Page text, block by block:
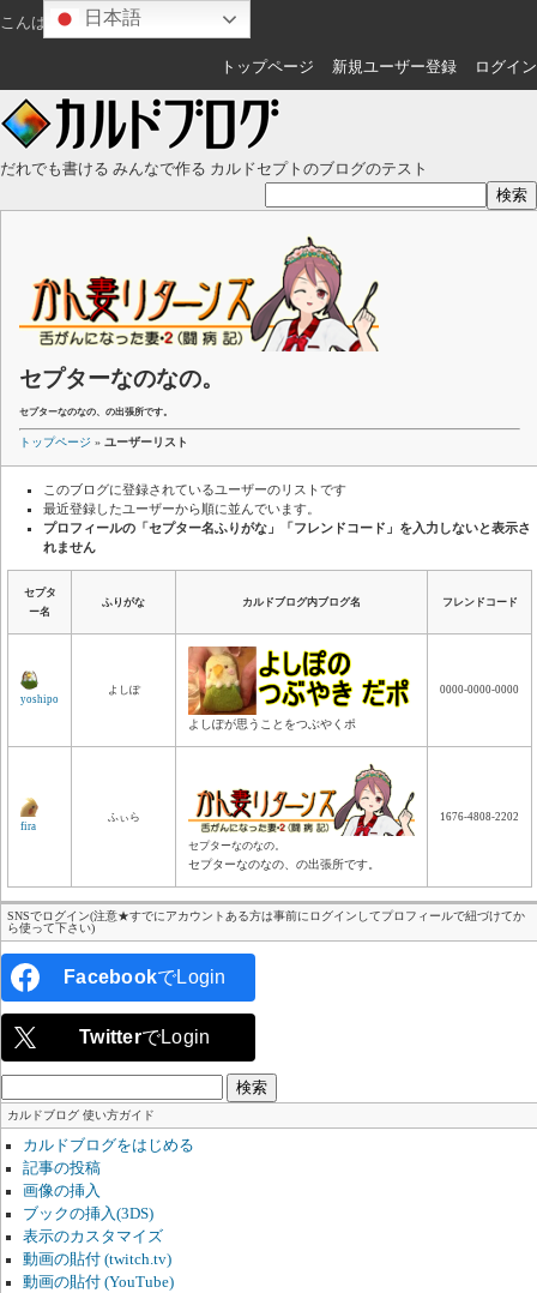
こんばんは ゲスト さん
トップページ 新規ユーザー登録 ログイン
だれでも書ける みんなで作る カルドセプトのブログのテスト
セプターなのなの。
セプターなのなの、の出張所です。
トップページ » ユーザーリスト
このブログに登録されているユーザーのリストです
最近登録したユーザーから順に並んでいます。
プロフィールの「セプター名ふりがな」「フレンドコード」を入力しないと表示さ
れません
セプタ
ー名
ふりがな カルドブログ内ブログ名 フレンドコード
yoshipo
よしぽ
よしぽが思うことをつぶやくポ
0000-0000-0000
fira
ふぃら
セプターなのなの。
セプターなのなの、の出張所です。
1676-4808-2202
SNSでログイン(注意★すでにアカウントある方は事前にログインしてプロフィールで紐づけてか
ら使って下さい)
FacebookでLogin
TwitterでLogin
索:
カルドブログ 使い方ガイド
カルドブログをはじめる
記事の投稿
画像の挿入
ブックの挿入(3DS)
表示のカスタマイズ
動画の貼付 (twitch.tv)
動画の貼付 (YouTube)
日本語